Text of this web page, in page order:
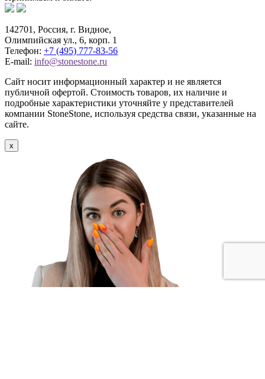
142701, Россия, г. Видное,
Олимпийская ул., 6, корп. 1
Телефон: +7 (495) 777-83-56
E-mail: info@stonestone.ru
Сайт носит информационный характер и не является
публичной офертой. Стоимость товаров, их наличие и
подробные характеристики уточняйте у представителей
компании StoneStone, используя средства связи, указанные на
сайте.
x